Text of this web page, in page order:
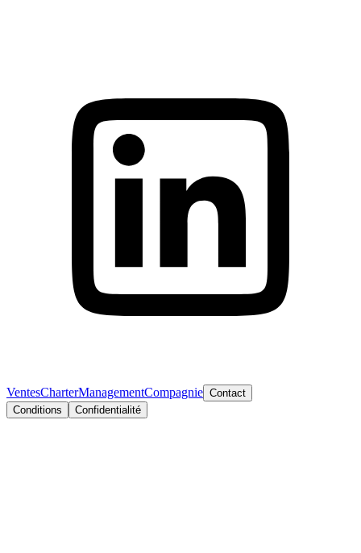
VentesCharterManagementCompagnie Contact
Conditions
Confidentialité